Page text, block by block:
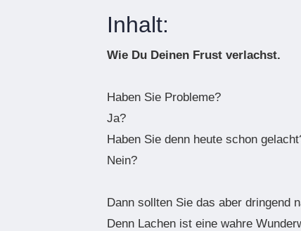
Inhalt:
Wie Du Deinen Frust verlachst.
Haben Sie Probleme?
Ja?
Haben Sie denn heute schon
Nein?
Dann sollten Sie das aber dringend
Denn Lachen ist eine wahre